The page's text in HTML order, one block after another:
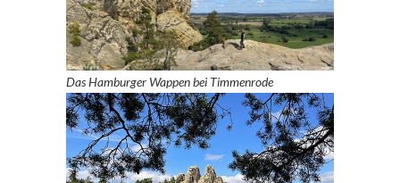
Das Hamburger Wappen bei Timmenrode